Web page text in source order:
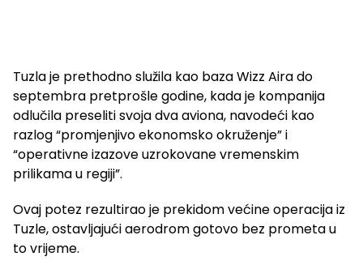
Tuzla je prethodno služila kao baza Wizz Aira do
septembra pretprošle godine, kada je kompanija
odlučila preseliti svoja dva aviona, navodeći kao
razlog “promjenjivo ekonomsko okruženje” i
“operativne izazove uzrokovane vremenskim
prilikama u regiji”.
Ovaj potez rezultirao je prekidom većine operacija iz
Tuzle, ostavljajući aerodrom gotovo bez prometa u
to vrijeme.